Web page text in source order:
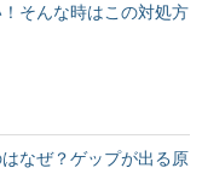
そんな時はこの対処方
なぜ？ゲップが出る原